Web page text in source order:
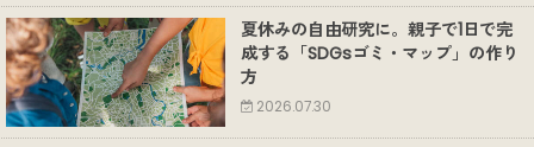
夏休みの自由研究に。親子で1日で完
成する「SDGsゴミ・マップ」の作り
方
2026.07.30